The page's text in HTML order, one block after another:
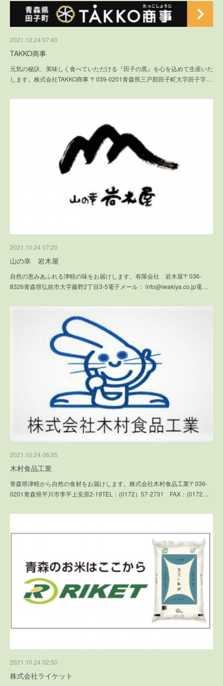
2021.10.24 07:40
TAKKO商事
元気の秘訣、美味しく食べていただける『田子の黒』を心を込めて生産いた
します。株式会社TAKKO商事 〒039-0201青森県三戸郡田子町大字田子字…
2021.10.24 07:20
山の幸 岩木屋
自然の恵みあふれる津軽の味をお届けします。有限会社 岩木屋〒036-
8326青森県弘前市大字藤野2丁目3-5電子メール： info@iwakiya.co.jp電…
2021.10.24 06:35
木村食品工業
青森県津軽から自然の食材をお届けします。株式会社木村食品工業〒036-
0201青森県平川市李平上安原2-19TEL：(0172）57-2731 FAX：(0172…
2021.10.24 02:50
株式会社ライケット